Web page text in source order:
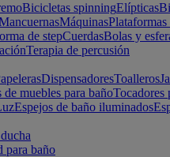
Bicicletas spinningElípticas
Máquinas
de stepCuerdasBolas y
Terapia de percusión
DispensadoresToalleros
muebles para bañoTocadores
Espejos de baño iluminados
para baño